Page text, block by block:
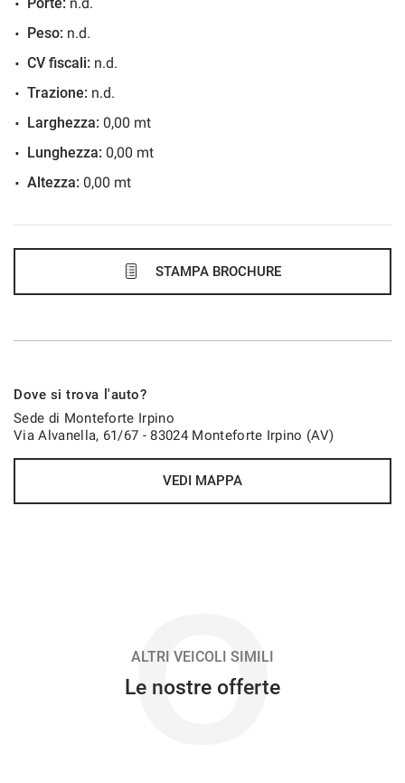
60 Mesi
550€/mese
60 Mesi
558€/mese
60 Mesi
VEDI
575€/mese
Peso: n.d.
CV fiscali: n.d.
Trazione: n.d.
Larghezza: 0,00 mt
Lunghezza: 0,00 mt
Altezza: 0,00 mt
STAMPA BROCHURE
Dove si trova l'auto?
Sede di Monteforte Irpino
Via Alvanella, 61/67 - 83024 Monteforte Irpino (AV)
VEDI MAPPA
O
ALTRI VEICOLI SIMILI
Le nostre offerte